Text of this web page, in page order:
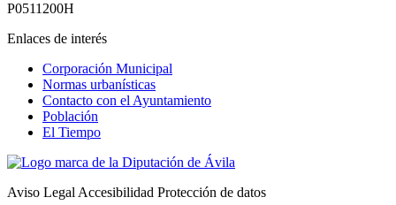
P0511200H
Enlaces de interés
Corporación Municipal
Normas urbanísticas
Contacto con el Ayuntamiento
Población
El Tiempo
Aviso LegalAccesibilidad Protección de datos